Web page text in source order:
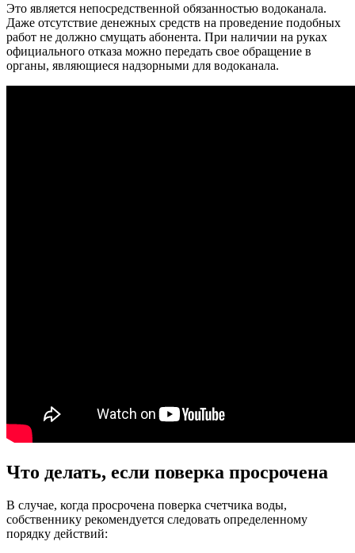
Это является непосредственной обязанностью водоканала.
Даже отсутствие денежных средств на проведение подобных
работ не должно смущать абонента. При наличии на руках
официального отказа можно передать свое обращение в
органы, являющиеся надзорными для водоканала.
Что делать, если поверка просрочена
В случае, когда просрочена поверка счетчика воды,
собственнику рекомендуется следовать определенному
порядку действий: